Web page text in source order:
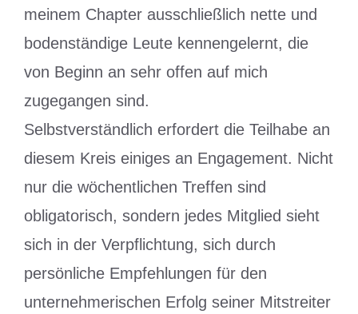
meinem Chapter ausschließlich nette und
bodenständige Leute kennengelernt, die
von Beginn an sehr offen auf mich
zugegangen sind.
Selbstverständlich erfordert die Teilhabe an
diesem Kreis einiges an Engagement. Nicht
nur die wöchentlichen Treffen sind
obligatorisch, sondern jedes Mitglied sieht
sich in der Verpflichtung, sich durch
persönliche Empfehlungen für den
unternehmerischen Erfolg seiner Mitstreiter